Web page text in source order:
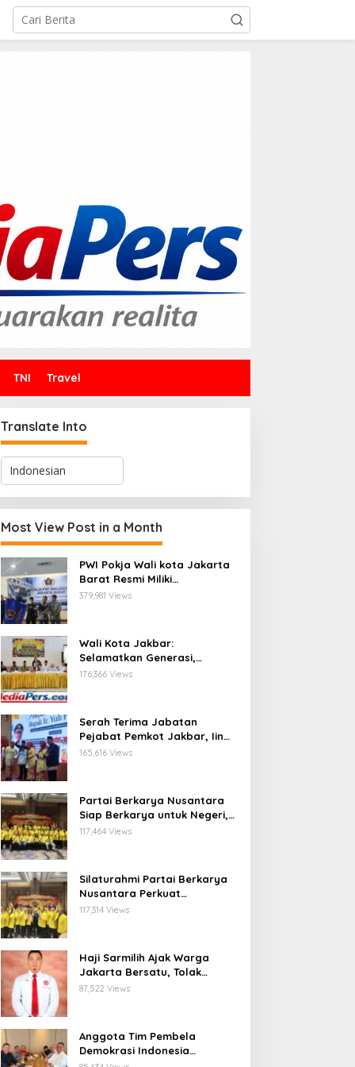
TNI Travel
Translate Into
Most View Post in a Month
PWI Pokja Wali kota Jakarta
Barat Resmi Miliki
Kepengurusan dan
Sarat Makna
379,981 Views
Wali Kota Jakbar:
Selamatkan Generasi,
Hentikan Bullying dan
176,366 Views
Serah Terima Jabatan
Pejabat Pemkot Jakbar, Iin
Mutmainnah: Mutasi Adalah
165,616 Views
Partai Berkarya Nusantara
Siap Berkarya untuk Negeri,
Kawal Program Prabowo dan
117,464 Views
Silaturahmi Partai Berkarya
Nusantara Perkuat
Konsolidasi Organisasi dan
117,314 Views
Haji Sarmilih Ajak Warga
Jakarta Bersatu, Tolak
Provokasi Pasca keributan di
87,522 Views
Anggota Tim Pembela
Demokrasi Indonesia